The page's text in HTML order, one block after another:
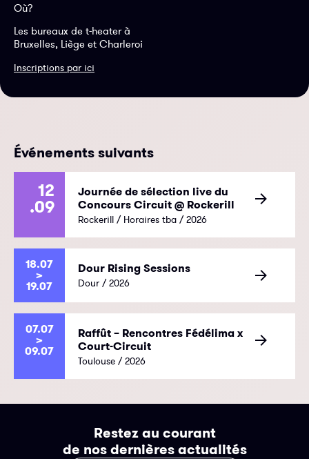
Où?
Les bureaux de t-heater à
Bruxelles, Liège et Charleroi
Inscriptions par ici
Événements suivants
12
.09
Journée de sélection live du
Concours Circuit @ Rockerill
Rockerill / Horaires tba / 2026
18.07
>
19.07
Dour Rising Sessions
Dour / 2026
07.07
>
09.07
Raffût – Rencontres Fédélima x
Court-Circuit
Toulouse / 2026
Restez au courant
de nos dernières actualités